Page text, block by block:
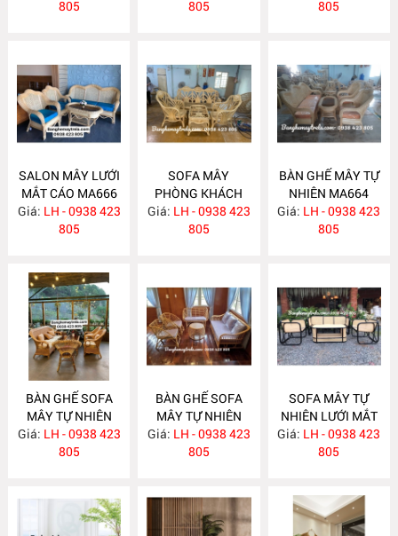
805
805
805
SALON MÂY LƯỚI
MẮT CÁO MA666
Giá: LH - 0938 423
805
SOFA MÂY
PHÒNG KHÁCH
MA665
Giá: LH - 0938 423
805
BÀN GHẾ MÂY TỰ
NHIÊN MA664
Giá: LH - 0938 423
805
BÀN GHẾ SOFA
MÂY TỰ NHIÊN
MA663
Giá: LH - 0938 423
805
BÀN GHẾ SOFA
MÂY TỰ NHIÊN
MA657
Giá: LH - 0938 423
805
SOFA MÂY TỰ
NHIÊN LƯỚI MẮT
CÁO MA656
Giá: LH - 0938 423
805